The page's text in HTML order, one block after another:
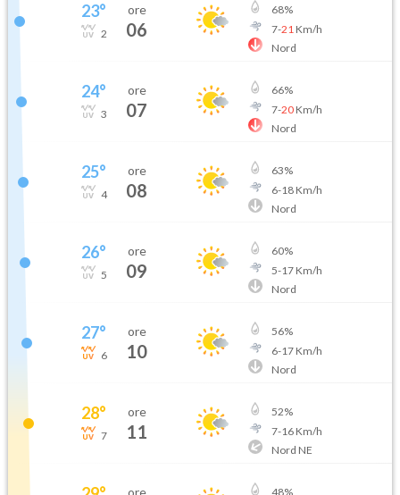
23°
2
ore
06
68%
7-21 Km/h
Nord
24°
3
ore
07
66%
7-20Km/h
Nord
25°
4
ore
08
63%
6-18Km/h
Nord
26°
5
ore
09
60%
5-17Km/h
Nord
27°
6
ore
10
56%
6-17Km/h
Nord
28°
7
ore
11
52%
7-16Km/h
Nord NE
ore 48%